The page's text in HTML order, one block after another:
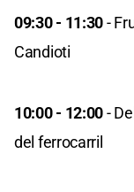
09:30 - 11:30-
Candioti
10:00 - 12:00-
del ferrocarril